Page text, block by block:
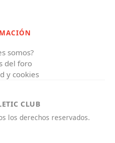
somos?
del foro
y cookies
CLUB
los derechos reservados.